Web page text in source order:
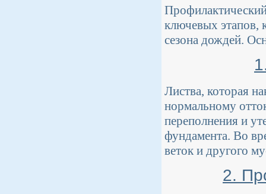
ключевых этапов,
сезона дождей.
Листва, которая
нормальному
переполнения и
фундамента. Во
веток и другого
2.